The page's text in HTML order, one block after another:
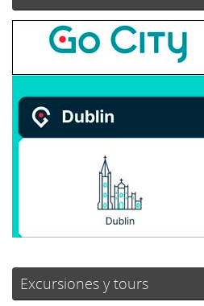
Excursiones y tours